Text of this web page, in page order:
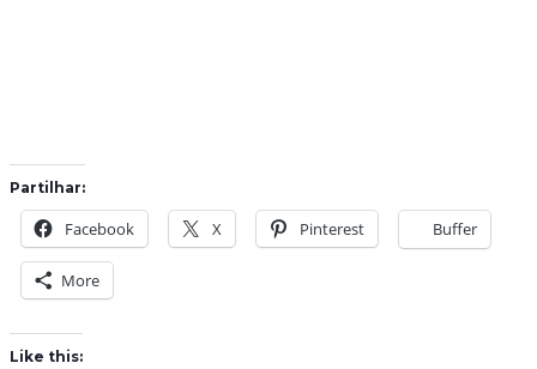
Partilhar:
Facebook X Pinterest Buffer
More
Like this: